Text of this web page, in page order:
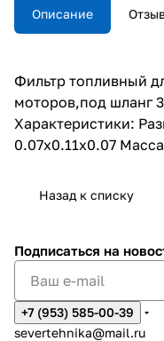
Описание
Фильтр топливный
моторов,под шланг
Характеристики:
0.07x0.11x0.07
Назад к списку
Подписаться на
+7 (953) 585-00-39
severtehnika@mail.ru